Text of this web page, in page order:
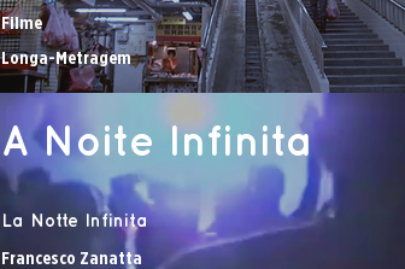
Longa-Metragem
Filme
A Noite Infinita
La Notte Infinita
Francesco Zanatta